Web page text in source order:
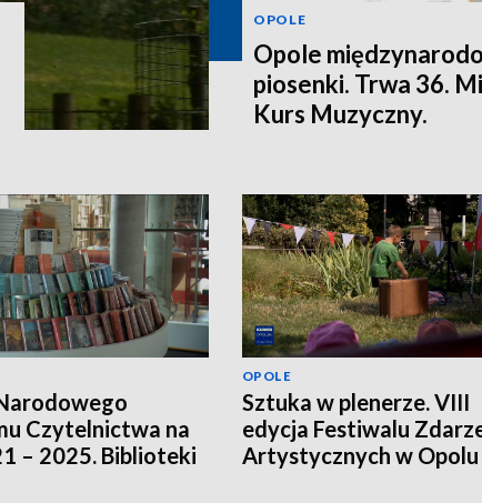
OPOLE
Opole
piosenki. Trwa 36.
Kurs Muzyczny.
Czytelnictwa na
– 2025. Biblioteki
OPOLE
Sztuka w plenerze. VIII
edycja Festiwalu
Artystycznych w Opolu